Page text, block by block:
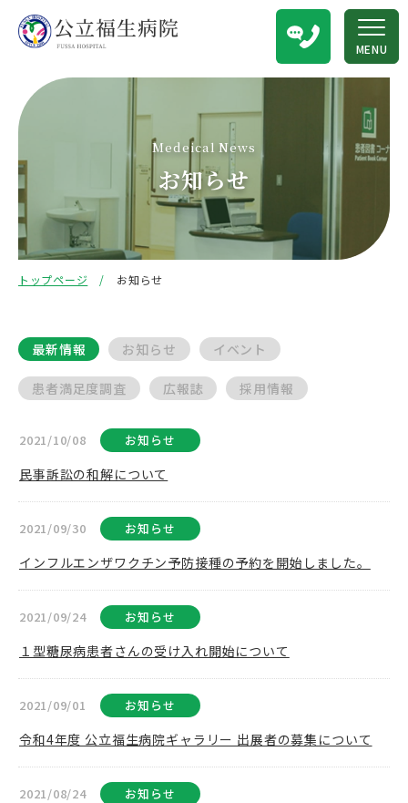
MENU
Medeical News
お知らせ
トップページ お知らせ
最新情報 お知らせ イベント
患者満足度調査 広報誌 採用情報
2021/10/08 お知らせ
民事訴訟の和解について
2021/09/30 お知らせ
インフルエンザワクチン予防接種の予約を開始しました。
2021/09/24 お知らせ
１型糖尿病患者さんの受け入れ開始について
2021/09/01 お知らせ
令和4年度 公立福生病院ギャラリー 出展者の募集について
2021/08/24 お知らせ